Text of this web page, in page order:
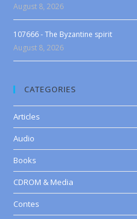
August 8, 2026
107666 - The Byzantine spirit
August 8, 2026
CATEGORIES
Articles
Audio
Books
CDROM & Media
Contes